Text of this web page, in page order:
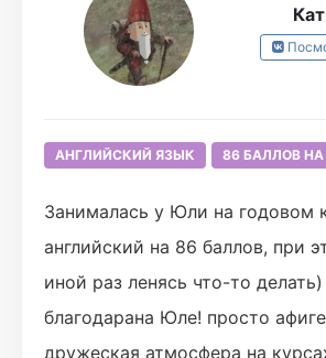
АНГЛИЙСКИЙ ЯЗЫК 86 БАЛЛОВ НА
Занималась у Юли на годовом
английский на 86 баллов, при
иной раз ленясь что-то
благодарана Юле! просто
дружеская атмосфера на